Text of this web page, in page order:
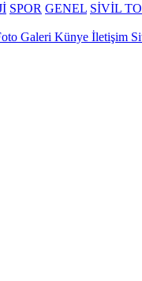
SPOR GENEL SİVİL
Galeri Künye İletişim